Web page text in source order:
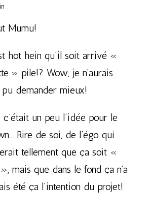
Mumu!
hot hein qu’il soit arrivé «
» pile!? Wow, je n’aurais
pu demander mieux!
c’était un peu l’idée pour le
Rire de soi, de l’égo qui
tellement que ça soit «
mais que dans le fond ça n’a
été ça l’intention du projet!